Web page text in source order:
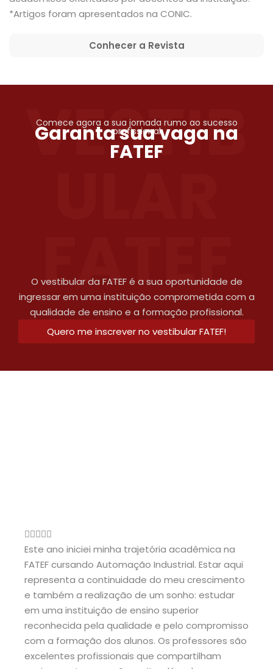
*Artigos foram apresentados na CONIC.
Conhecer a Revista
Comece agora a sua jornada rumo ao sucesso
profissional
Garanta sua vaga na
FATEF
VESTIB
FATEF
O vestibular da FATEF é a sua oportunidade de
ingressar em uma instituição comprometida com a
qualidade de ensino e a formação profissional.
Quero me inscrever no vestibular FATEF!
Este ano iniciei minha trajetória acadêmica na
FATEF cursando Automação Industrial. Estar aqui
representa a continuidade do meu crescimento
e também a realização de um sonho: estudar
em uma instituição de ensino superior
reconhecida pela qualidade e pelo compromisso
com a formação dos alunos. Os professores são
excelentes profissionais que compartilham